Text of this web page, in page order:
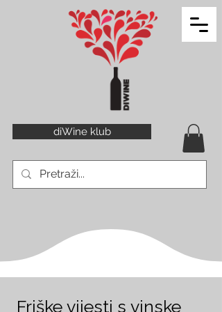
diWine klub
Friške vijesti s vinske